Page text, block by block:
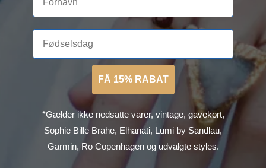
FÅ 15% RABAT
*Gælder ikke nedsatte varer, vintage, gavekort,
Sophie Bille Brahe, Elhanati, Lumi by Sandlau,
Garmin, Ro Copenhagen og udvalgte styles.